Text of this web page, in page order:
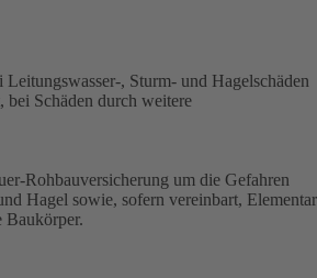
Leitungswasser-, Sturm- und Hagelschäden
bei Schäden durch weitere
Rohbauversicherung um die Gefahren
Hagel sowie, sofern vereinbart, Elementar
Baukörper.